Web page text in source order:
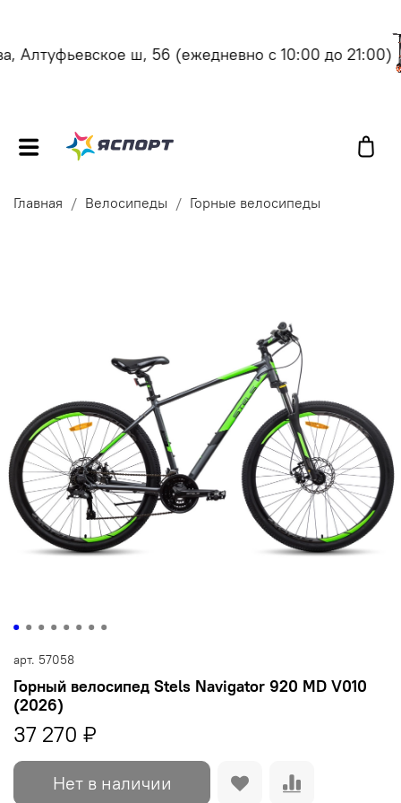
ш, 56(ежедневно с 10:00 до 21:00)
Главная Велосипеды Горные велосипеды
арт. 57058
Горный велосипед Stels Navigator 920 MD V010
(2026)
37 270 ₽
Нет в наличии